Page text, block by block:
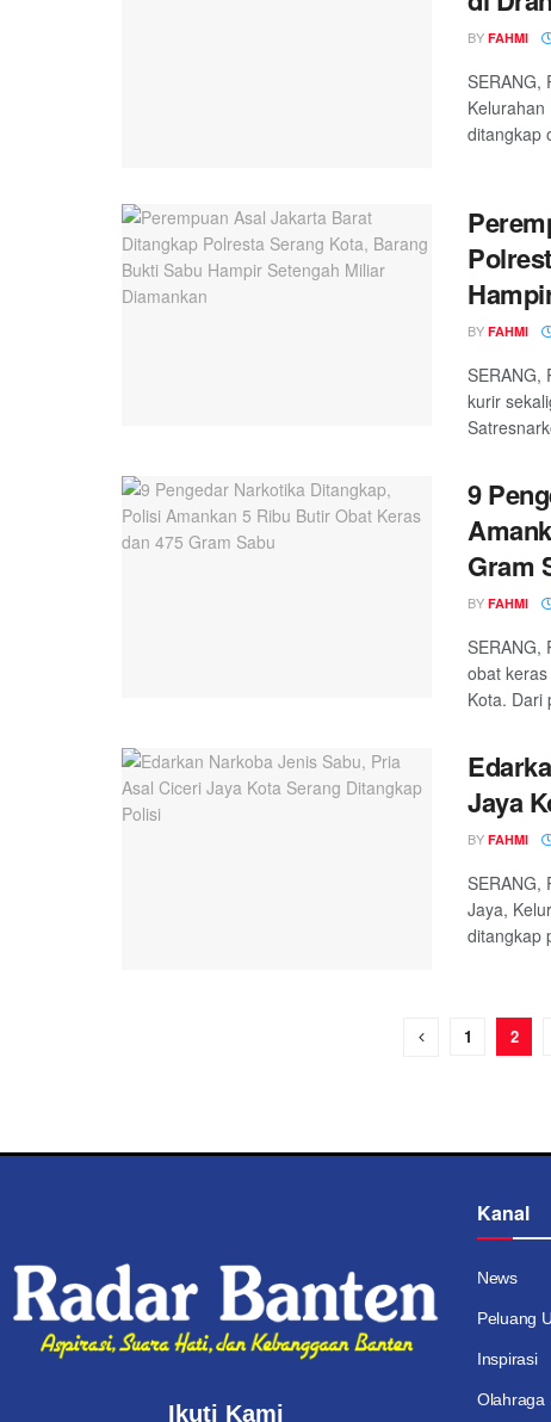
BY FAHMI
SERANG,
ditangkap
BY FAHMI
SERANG,
kurir
9
Gram
BY FAHMI
SERANG,
obat
Kota. Dari
Jaya
BY FAHMI
SERANG,
Jaya,
ditangkap
1 2
Ikuti Kami
Kanal
News
Peluang
Inspirasi
Olahraga